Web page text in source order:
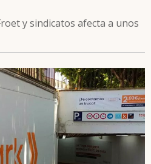
y sindicatos afecta a unos